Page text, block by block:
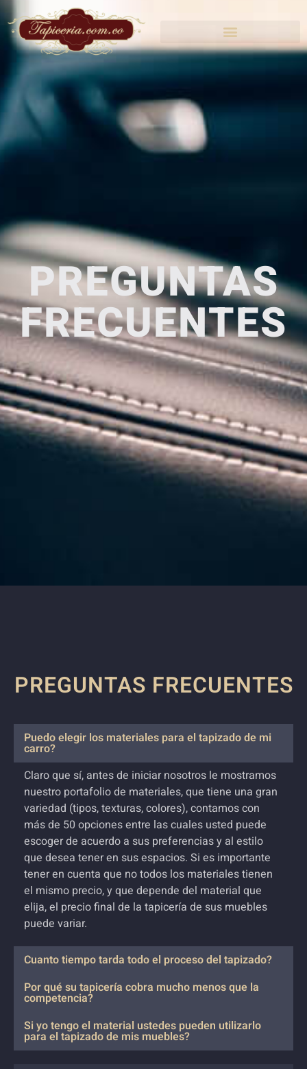
PREGUNTAS
FRECUENTES
PREGUNTAS FRECUENTES
Puedo elegir los materiales para el tapizado de mi
carro?
Claro que sí, antes de iniciar nosotros le mostramos
nuestro portafolio de materiales, que tiene una gran
variedad (tipos, texturas, colores), contamos con
más de 50 opciones entre las cuales usted puede
escoger de acuerdo a sus preferencias y al estilo
que desea tener en sus espacios. Si es importante
tener en cuenta que no todos los materiales tienen
el mismo precio, y que depende del material que
elija, el precio final de la tapicería de sus muebles
puede variar.
Cuanto tiempo tarda todo el proceso del tapizado?
Por qué su tapicería cobra mucho menos que la
competencia?
Si yo tengo el material ustedes pueden utilizarlo
para el tapizado de mis muebles?